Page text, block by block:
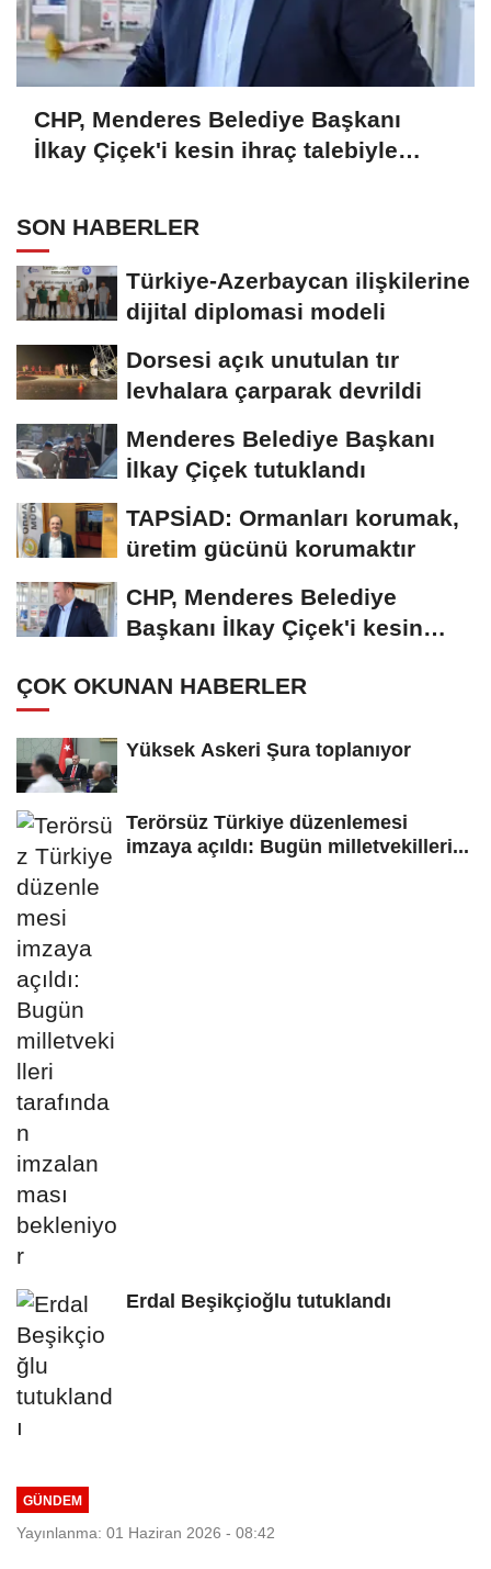
CHP, Menderes Belediye Başkanı
İlkay Çiçek'i kesin ihraç talebiyle
SON HABERLER
Türkiye-Azerbaycan ilişkilerine
dijital diplomasi modeli
Dorsesi açık unutulan tır
levhalara çarparak devrildi
Menderes Belediye Başkanı
İlkay Çiçek tutuklandı
TAPSİAD: Ormanları korumak,
üretim gücünü korumaktır
CHP, Menderes Belediye
Başkanı İlkay Çiçek'i kesin
ÇOK OKUNAN HABERLER
Yüksek Askeri Şura toplanıyor
Terörsüz Türkiye düzenlemesi
imzaya açıldı: Bugün milletvekilleri...
Erdal Beşikçioğlu tutuklandı
GÜNDEM
Yayınlanma: 01 Haziran 2026 - 08:42